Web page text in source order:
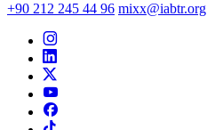
+90 212 245 44 96 mixx@iabtr.org